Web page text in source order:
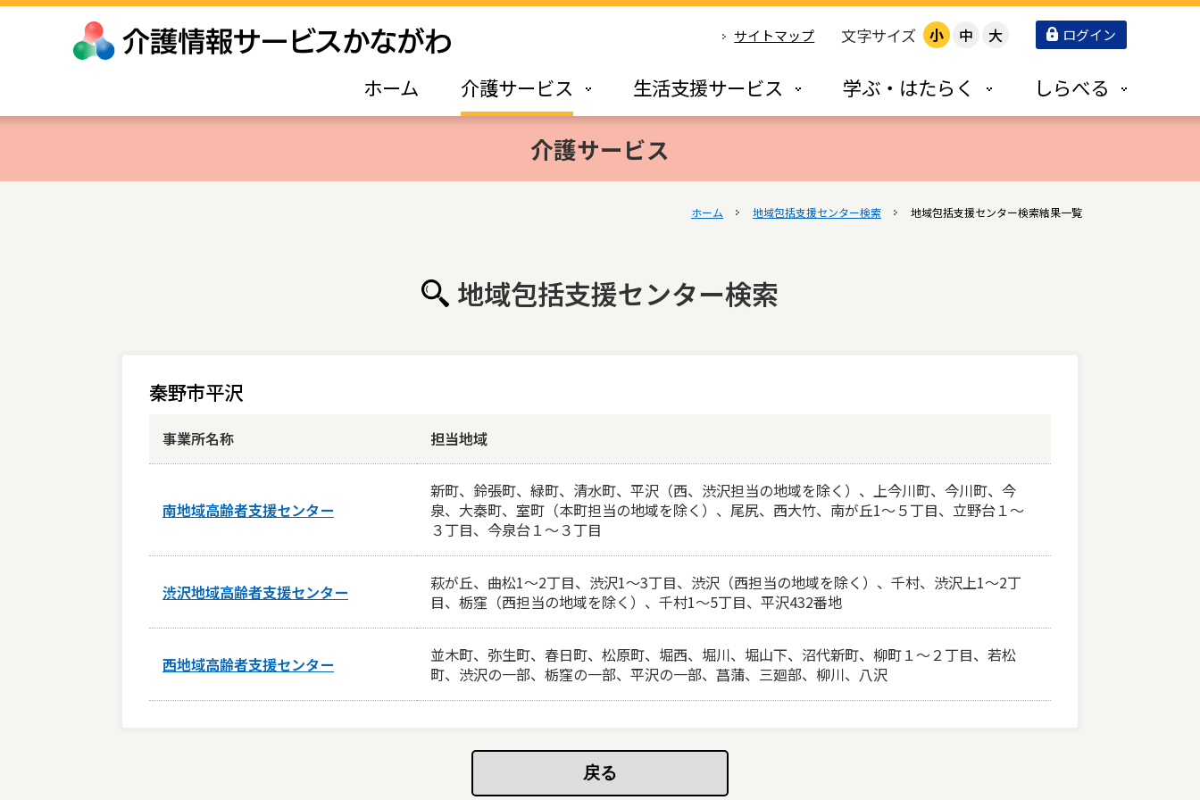
サイトマップ 文字サイズ 小 中 大 ログイン
ホーム 介護サービス 生活支援サービス 学ぶ・はたらく しらべる
介護サービス
ホーム 地域包括支援センター検索 地域包括支援センター検索結果一覧
地域包括支援センター検索
秦野市平沢
事業所名称 担当地域
南地域高齢者支援センター
新町、鈴張町、緑町、清水町、平沢（西、渋沢担当の地域を除く）、上今川町、今川町、今
泉、大秦町、室町（本町担当の地域を除く）、尾尻、西大竹、南が丘1～５丁目、立野台１～
３丁目、今泉台１～３丁目
渋沢地域高齢者支援センター
萩が丘、曲松1～2丁目、渋沢1～3丁目、渋沢（西担当の地域を除く）、千村、渋沢上1～2丁
目、栃窪（西担当の地域を除く）、千村1～5丁目、平沢432番地
西地域高齢者支援センター
並木町、弥生町、春日町、松原町、堀西、堀川、堀山下、沼代新町、柳町１～２丁目、若松
町、渋沢の一部、栃窪の一部、平沢の一部、菖蒲、三廻部、柳川、八沢